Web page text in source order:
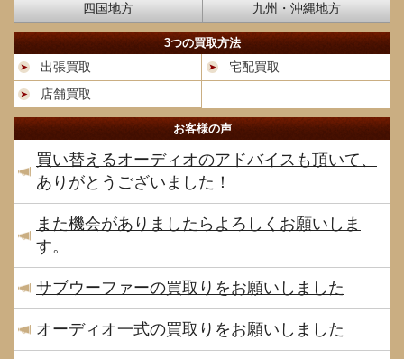
四国地方
九州・沖縄地方
3つの買取方法
出張買取
宅配買取
店舗買取
お客様の声
買い替えるオーディオのアドバイスも頂いて、
ありがとうございました！
また機会がありましたらよろしくお願いしま
す。
サブウーファーの買取りをお願いしました
オーディオ一式の買取りをお願いしました